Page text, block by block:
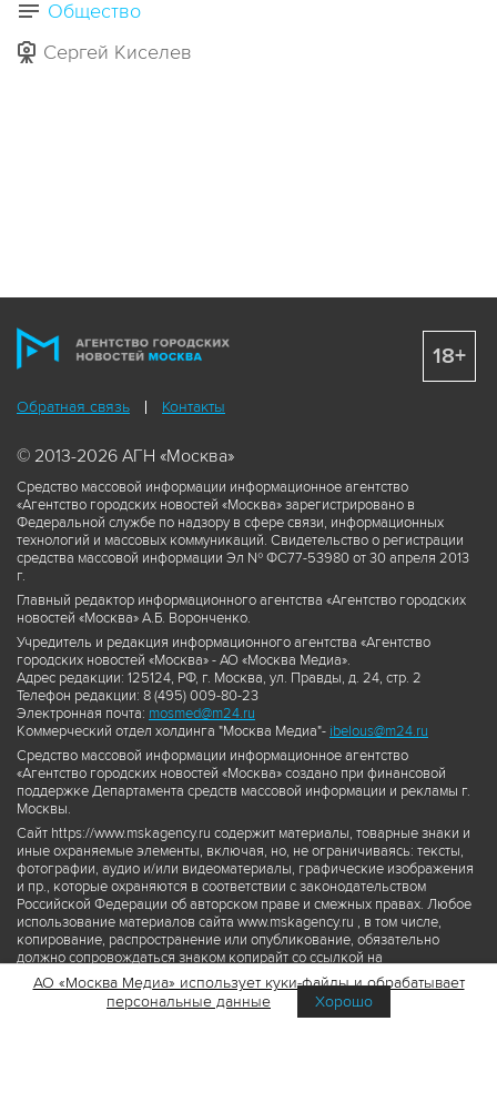
Общество
Сергей Киселев
Обратная связь Контакты
© 2013-2026 АГН «Москва»
Средство массовой информации информационное агентство
«Агентство городских новостей «Москва» зарегистрировано в
Федеральной службе по надзору в сфере связи, информационных
технологий и массовых коммуникаций. Свидетельство о регистрации
средства массовой информации Эл № ФС77-53980 от 30 апреля 2013
г.
Главный редактор информационного агентства «Агентство городских
новостей «Москва» А.Б. Воронченко.
Учредитель и редакция информационного агентства «Агентство
городских новостей «Москва» - АО «Москва Медиа».
Адрес редакции: 125124, РФ, г. Москва, ул. Правды, д. 24, стр. 2
Телефон редакции: 8 (495) 009-80-23
Электронная почта: mosmed@m24.ru
Коммерческий отдел холдинга "Москва Медиа"- ibelous@m24.ru
Средство массовой информации информационное агентство
«Агентство городских новостей «Москва» создано при финансовой
поддержке Департамента средств массовой информации и рекламы г.
Москвы.
Сайт https://www.mskagency.ru содержит материалы, товарные знаки и
иные охраняемые элементы, включая, но, не ограничиваясь: тексты,
фотографии, аудио и/или видеоматериалы, графические изображения
и пр., которые охраняются в соответствии с законодательством
Российской Федерации об авторском праве и смежных правах. Любое
использование материалов сайта www.mskagency.ru , в том числе,
копирование, распространение или опубликование, обязательно
должно сопровождаться знаком копирайт со ссылкой на
правообладателя © АО «Москва Медиа», а также гиперссылкой на сайт
www.mskagency.ru как на первоисточник информации. Переработка
материалов сайта www.mskagency.ru не допускается.
18+
АО «Москва Медиа» использует куки-файлы и обрабатывает
персональные данные
Хорошо